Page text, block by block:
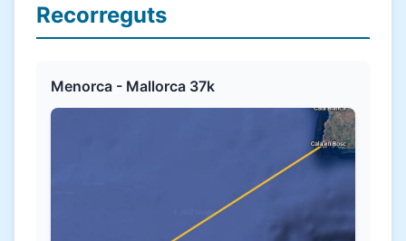
Recorreguts
Menorca - Mallorca 37k